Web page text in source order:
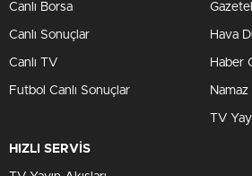
Canlı Borsa
Canlı Sonuçlar
Canlı TV
Futbol Canlı Sonuçlar
Hava
Haber
TV
HIZLI SERVİS